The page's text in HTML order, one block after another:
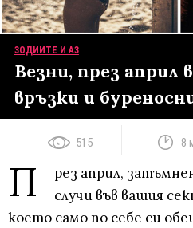
ЗОДИИТЕ И АЗ
Везни, през април
връзки и
515 8
П
рез април,
случи във вашия
което само по себе си